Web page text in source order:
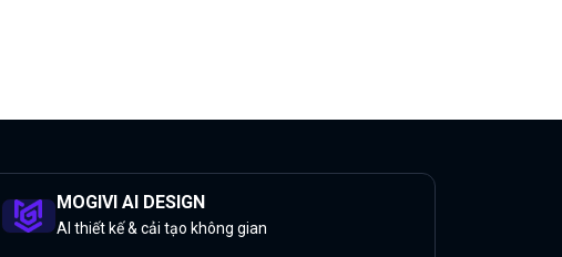
MOGIVI AI DESIGN
AI thiết kế & cải tạo không gian